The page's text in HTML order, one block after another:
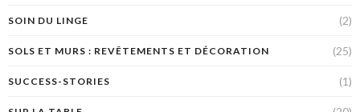
SOIN DU LINGE (2)
SOLS ET MURS : REVÊTEMENTS ET DÉCORATION (25)
SUCCESS-STORIES (1)